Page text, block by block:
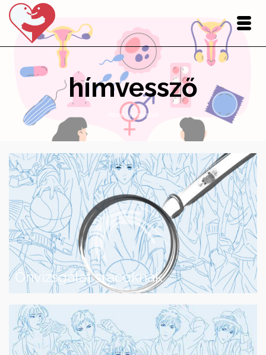
hímvessző
Home hímvessző
Önvizsgálat srácoknak